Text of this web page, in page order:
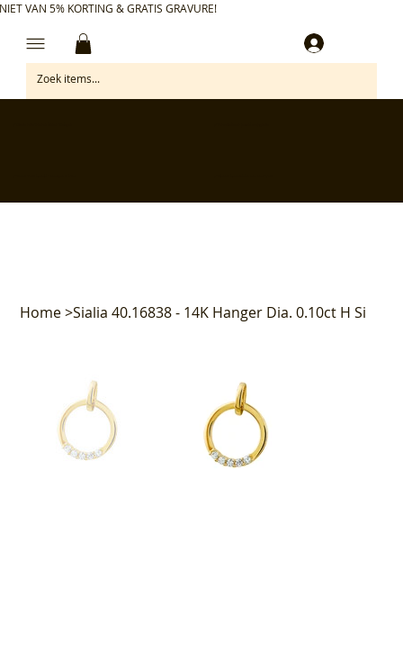
VAN 5% KORTING & GRATIS GRAVURE!
Home>Sialia 40.16838 - 14K Hanger Dia. 0.10ct H Si